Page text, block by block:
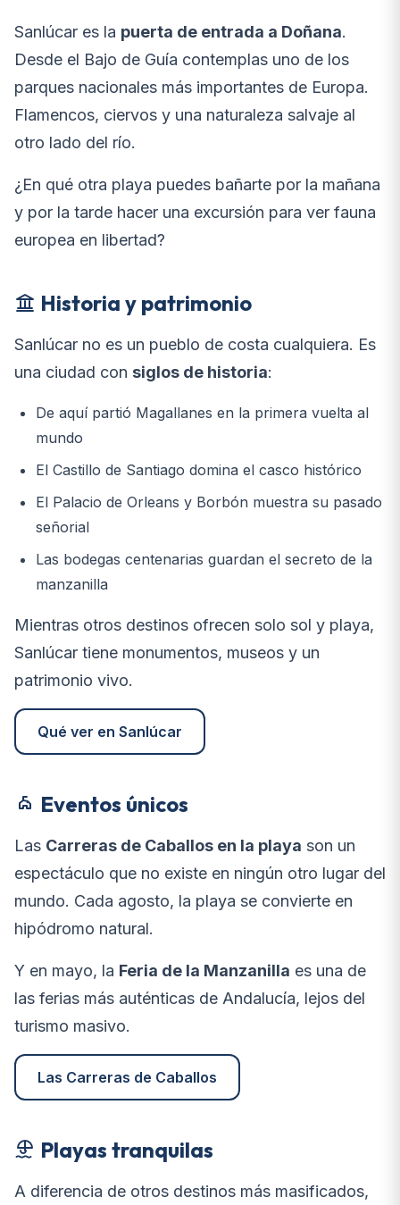
Sanlúcar es la puerta de entrada a Doñana.
Desde el Bajo de Guía contemplas uno de los
parques nacionales más importantes de Europa.
Flamencos, ciervos y una naturaleza salvaje al
otro lado del río.
¿En qué otra playa puedes bañarte por la mañana
y por la tarde hacer una excursión para ver fauna
europea en libertad?
Historia y patrimonio
Sanlúcar no es un pueblo de costa cualquiera. Es
una ciudad con siglos de historia:
De aquí partió Magallanes en la primera vuelta al
mundo
El Castillo de Santiago domina el casco histórico
El Palacio de Orleans y Borbón muestra su pasado
señorial
Las bodegas centenarias guardan el secreto de la
manzanilla
Mientras otros destinos ofrecen solo sol y playa,
Sanlúcar tiene monumentos, museos y un
patrimonio vivo.
Qué ver en Sanlúcar
Eventos únicos
Las Carreras de Caballos en la playa son un
espectáculo que no existe en ningún otro lugar del
mundo. Cada agosto, la playa se convierte en
hipódromo natural.
Y en mayo, la Feria de la Manzanilla es una de
las ferias más auténticas de Andalucía, lejos del
turismo masivo.
Las Carreras de Caballos
Playas tranquilas
A diferencia de otros destinos más masificados,